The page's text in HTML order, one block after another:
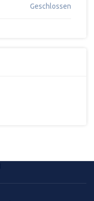
Geschlossen